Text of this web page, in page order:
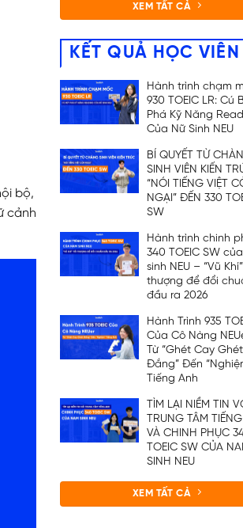
bộ,
cảnh
XEM TẤT CẢ
KẾT QUẢ HỌC VIÊN
Hành trình chạm
930 TOEIC LR: Cú
Phá Kỹ Năng
Của Nữ Sinh NEU
BÍ QUYẾT TỪ
SINH VIÊN KIẾN
“NÓI TIẾNG VIỆT
NGẠI” ĐẾN 330
SW
Hành trình chinh
340 TOEIC SW
sinh NEU – “Vũ
thượng để đổi
đầu ra 2026
Hành Trình 935
Của Cô Nàng
Từ “Ghét Cay Ghét
Đắng” Đến
Tiếng Anh
TÌM LẠI NIỀM TIN
TRUNG TÂM
VÀ CHINH PHỤC
TOEIC SW CỦA
SINH NEU
XEM TẤT CẢ